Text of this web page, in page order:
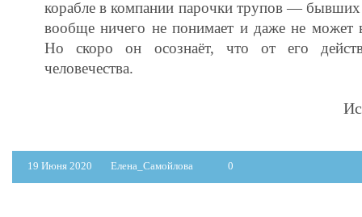
корабле в компании парочки трупов — бывших
вообще ничего не понимает и даже не может
Но скоро он осознаёт, что от его
человечества.
19 Июня 2020 Елена_Самойлова 0